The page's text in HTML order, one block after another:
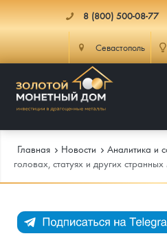
8 (800) 500-08-77
Севастополь
Каталог Монет
Инфо
Главная Новости Аналитика и
головах, статуях и других странных